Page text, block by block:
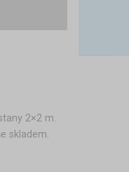
2×2 m.
skladem.